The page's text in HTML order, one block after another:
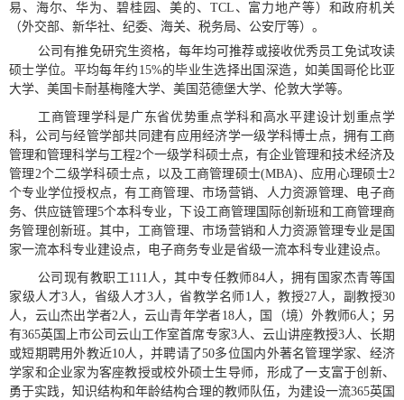
易、海尔、华为、碧桂园、美的、 TCL 、富力地产等）和政府机关
（外交部、新华社、纪委、海关、税务局、公安厅等）。
公司有推免研究生资格，每年均可推荐或接收优秀员工免试攻读
硕士学位。平均每年约 15%的毕业生选择出国深造，如美国哥伦比亚
大学、美国卡耐基梅隆大学、美国范德堡大学、伦敦大学等。
工商管理学科是广东省优势重点学科和高水平建设计划重点学
科，公司与经管学部共同建有应用经济学一级学科博士点，拥有工商
管理和管理科学与工程2个一级学科硕士点，有企业管理和技术经济及
管理2个二级学科硕士点，以及工商管理硕士(MBA) 、应用心理硕士2
个专业学位授权点，有工商管理、市场营销、人力资源管理、电子商
务、供应链管理5个本科专业，下设工商管理国际创新班和工商管理商
务管理创新班。其中，工商管理、市场营销和人力资源管理专业是国
家一流本科专业建设点，电子商务专业是省级一流本科专业建设点。
公司现有教职工111人，其中专任教师84人，拥有国家杰青等国
家级人才3人，省级人才3人，省教学名师 1人，教授27人，副教授30
人，云山杰出学者2人，云山青年学者18人，国（境）外教师6人；另
有365英国上市公司云山工作室首席专家3人、云山讲座教授3人、长期
或短期聘用外教近10人，并聘请了50多位国内外著名管理学家、经济
学家和企业家为客座教授或校外硕士生导师，形成了一支富于创新、
勇于实践，知识结构和年龄结构合理的教师队伍，为建设一流365英国